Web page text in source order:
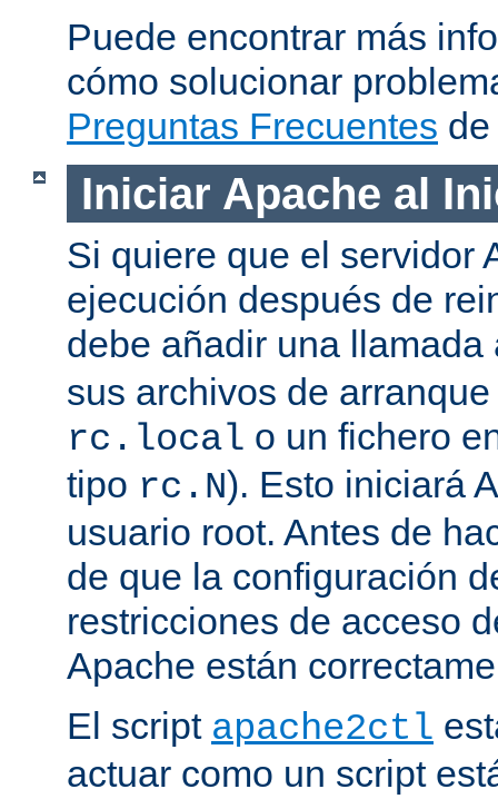
Puede encontrar más
cómo solucionar
Preguntas Frecuentes
Iniciar Apache al
Si quiere que el servidor
ejecución después de
debe añadir una
sus archivos de
rc.local o un fichero
tipo rc.N). Esto iniciará
usuario root. Antes de
de que la configuración
restricciones de acceso
Apache están
El script apache2ctl
actuar como un script